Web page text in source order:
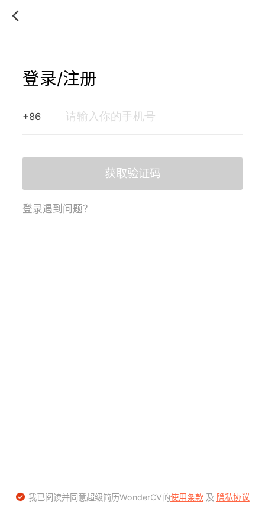
登录/注册
+86
获取验证码
登录遇到问题？
我已阅读并同意超级简历WonderCV的使用条款及 隐私协议